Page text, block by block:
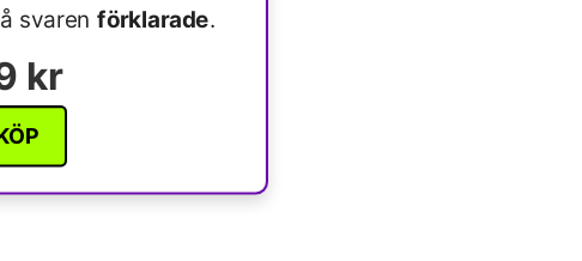
svarenförklarade.
kr